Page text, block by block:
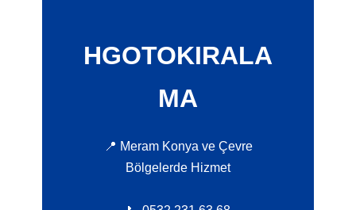
HGOTOKIRALA
MA
📍 Meram Konya ve Çevre
Bölgelerde Hizmet